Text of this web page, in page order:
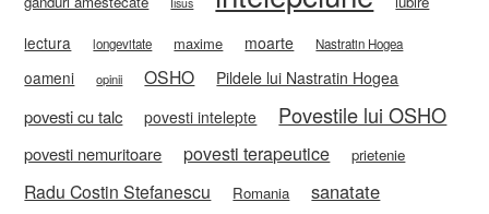
lectura longevitate maxime moarte Nastratin Hogea
oameni opinii OSHO Pildele lui Nastratin Hogea
povesti cu talc povesti intelepte Povestile lui OSHO
povesti nemuritoare povesti terapeutice prietenie
Radu Costin Stefanescu Romania sanatate